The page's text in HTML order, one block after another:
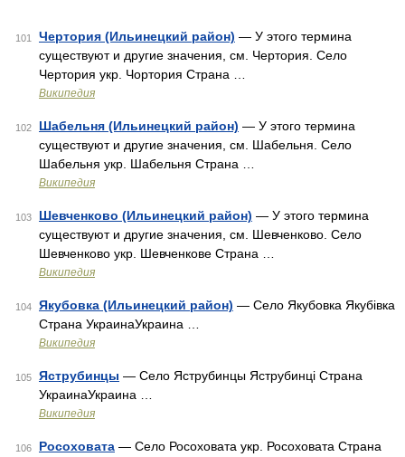
101 Чертория (Ильинецкий район) — У этого термина
существуют и другие значения, см. Чертория. Село
Чертория укр. Чортория Страна …
Википедия
102 Шабельня (Ильинецкий район) — У этого термина
существуют и другие значения, см. Шабельня. Село
Шабельня укр. Шабельня Страна …
Википедия
103 Шевченково (Ильинецкий район) — У этого термина
существуют и другие значения, см. Шевченково. Село
Шевченково укр. Шевченкове Страна …
Википедия
104 Якубовка (Ильинецкий район) — Село Якубовка Якубівка
Страна УкраинаУкраина …
Википедия
105 Яструбинцы — Село Яструбинцы Яструбинці Страна
УкраинаУкраина …
Википедия
106 Росоховата — Село Росоховата укр. Росоховата Страна